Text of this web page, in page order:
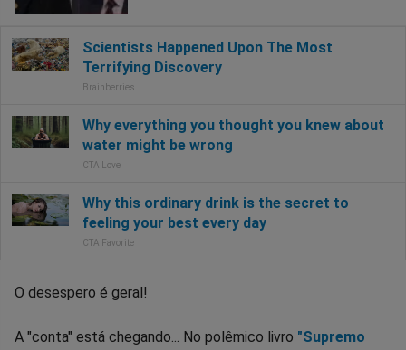
O desespero é geral!
A "conta" está chegando... No polêmico livro "Supremo